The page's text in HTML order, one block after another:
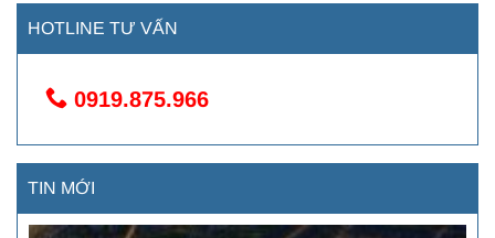
HOTLINE TƯ VẤN
0919.875.966
TIN MỚI